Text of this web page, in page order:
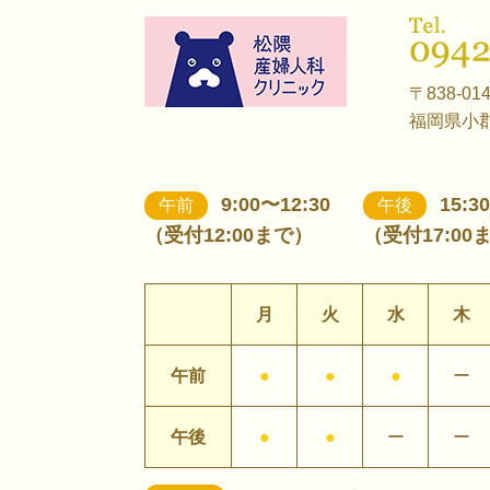
〒838-
福岡県小
午前
9:00〜12:30
（受付12:00まで）
午後
（受付17:00
月 火 水 木
午前 ● ● ● ー
午後 ● ● ー ー